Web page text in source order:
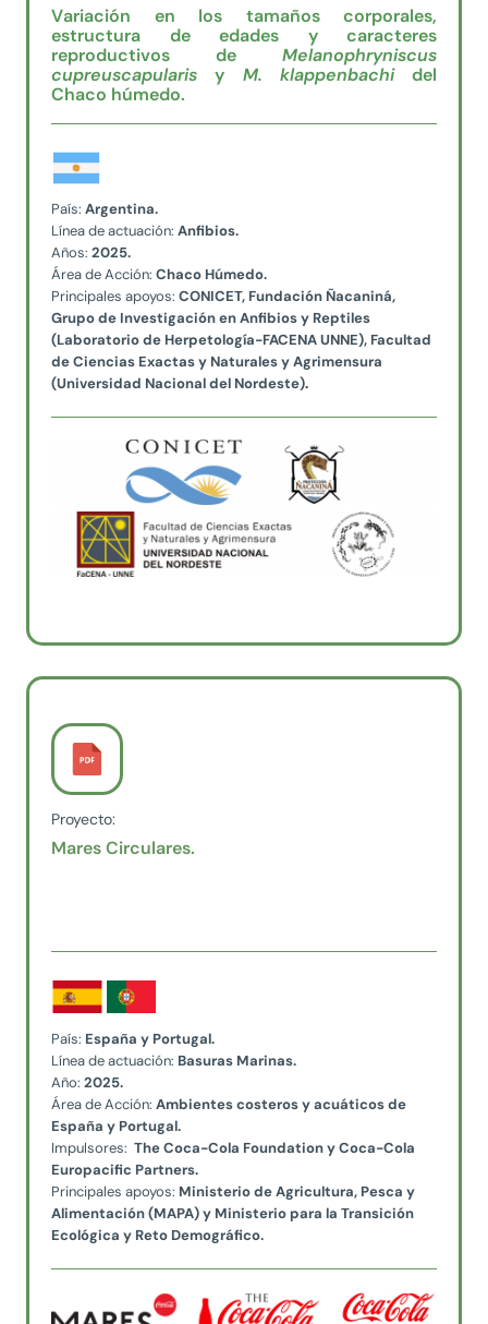
Variación en los tamaños corporales,
estructura de edades y caracteres
reproductivos de Melanophryniscus
cupreuscapularis y M. klappenbachidel
Chaco húmedo.
País: Argentina.
Línea de actuación: Anfibios.
Años: 2025.
Área de Acción: Chaco Húmedo.
Principales apoyos: CONICET, Fundación Ñacaniná,
Grupo de Investigación en Anfibios y Reptiles
(Laboratorio de Herpetología-FACENA UNNE), Facultad
de Ciencias Exactas y Naturales y Agrimensura
(Universidad Nacional del Nordeste).
Proyecto:
Mares Circulares.
País: España y Portugal.
Línea de actuación: Basuras Marinas.
Año: 2025.
Área de Acción: Ambientes costeros y acuáticos de
España y Portugal.
Impulsores: The Coca-Cola Foundation y Coca-Cola
Europacific Partners.
Principales apoyos: Ministerio de Agricultura, Pesca y
Alimentación (MAPA) y Ministerio para la Transición
Ecológica y Reto Demográfico.